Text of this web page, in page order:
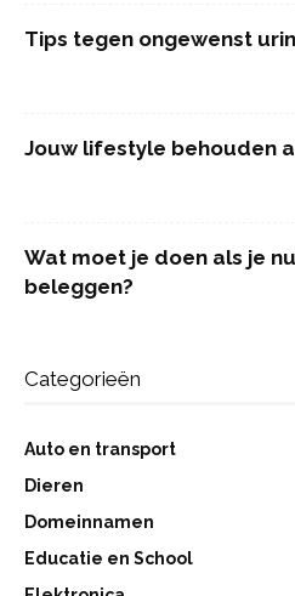
Tips tegen ongewenst
Jouw lifestyle behouden
Wat moet je doen als je
beleggen?
Categorieën
Auto en transport
Dieren
Domeinnamen
Educatie en School